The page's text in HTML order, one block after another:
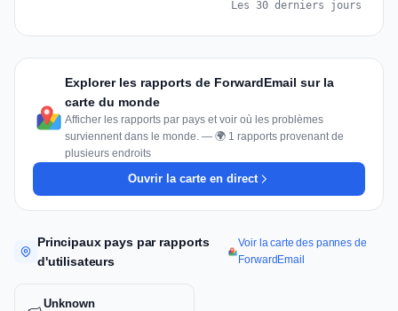
Les 30 derniers jours
Explorer les rapports de ForwardEmail sur la
carte du monde
Afficher les rapports par pays et voir où les problèmes
surviennent dans le monde. — 🌍 1 rapports provenant de
plusieurs endroits
Ouvrir la carte en direct
Principaux pays par rapports
d'utilisateurs
Voir la carte des pannes de
ForwardEmail
Unknown